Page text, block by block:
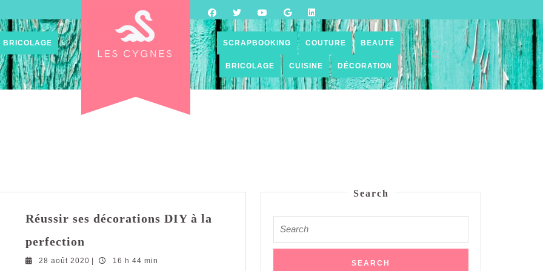
BRICOLAGE SCRAPBOOKING COUTURE BEAUTÉ
BRICOLAGE CUISINE DÉCORATION
Réussir ses décorations DIY à la
perfection
décorations
28 août 2020 28
16 h 44 min
Search
for: